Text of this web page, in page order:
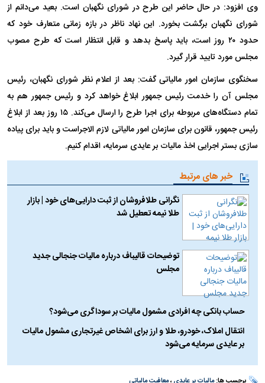
وی افزود: در حال حاضر این طرح در شورای نگهبان است. بعید می‌دانم از
شورای نگهبان برگشت بخورد. این نهاد ناظر در بازه زمانی متعارف خود که
حدود ۲۰ روز است، باید پاسخ بدهد و قابل انتظار است که طرح مصوب
مجلس مورد تایید قرار گیرد.
سخنگوی سازمان امور مالیاتی گفت: بعد از اعلام نظر شورای نگهبان، رئیس
مجلس آن را خدمت رئیس جمهور ابلاغ خواهد کرد و رئیس جمهور هم به
تمام دستگاه‌های مربوطه برای اجرا طرح را ارسال می‌کند. ۱۵ روز بعد از ابلاغ
رئیس جمهور، قانون برای سازمان امور مالیاتی لازم الاجراست و باید برای پیاده
سازی بستر اجرایی اخذ مالیات بر عایدی سرمایه، اقدام کنیم.
خبر های مرتبط
نگرانی طلافروشان از ثبت دارایی‌های خود | بازار
طلا نیمه تعطیل شد
توضیحات قالیباف درباره مالیات جنجالی جدید
مجلس
حساب بانکی چه افرادی مشمول مالیات بر سوداگری می‌شود؟
انتقال املاک، خودرو، طلا و ارز برای اشخاص غیرتجاری مشمول مالیات
بر عایدی سرمایه می‌شود